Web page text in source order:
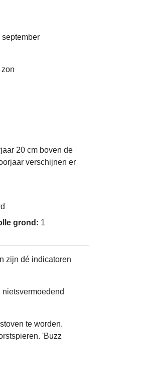
zon
20 cm boven de
verschijnen er
grond: 1
zijn dé indicatoren
te worden.
'Buzz